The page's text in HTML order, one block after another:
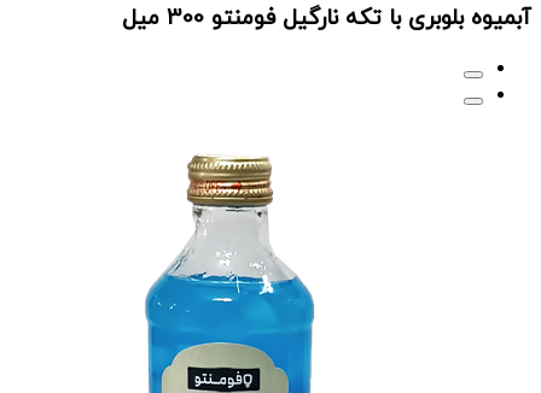
آبمیوه بلوبری با تکه نارگیل فومنتو 300 میل